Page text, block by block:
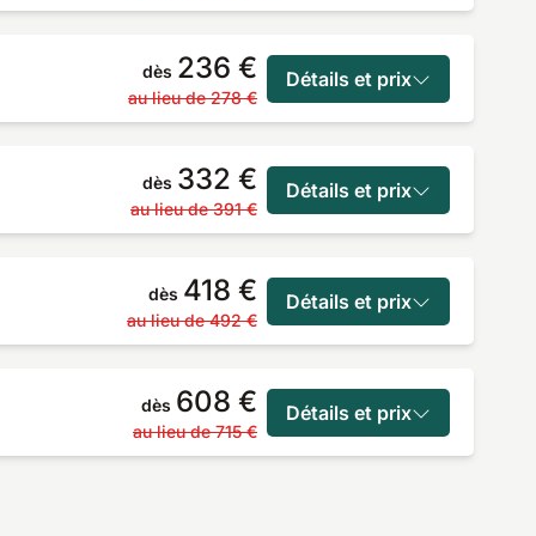
dès 236 €
au lieu de 278 €
Détails et prix
dès 332 €
au lieu de 391 €
Détails et prix
dès 418 €
au lieu de 492 €
Détails et prix
dès 608 €
au lieu de 715 €
Détails et prix